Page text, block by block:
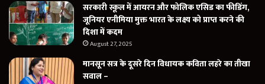
सरकारी स्कूल में आयरन और फोलिक एसिड का फीडिंग,
जूनियर एनीमिया मुक्त भारत के लक्ष्य को प्राप्त करने की
दिशा में कदम
August 27, 2025
मानसून सत्र के दूसरे दिन विधायक कविता लहरे का तीखा
सवाल –